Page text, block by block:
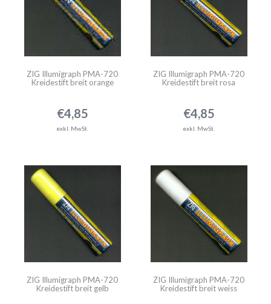
ZIG Illumigraph PMA-720
Kreidestift breit orange
€4,85
exkl. MwSt.
ZIG Illumigraph PMA-720
Kreidestift breit rosa
€4,85
exkl. MwSt.
ZIG Illumigraph PMA-720
Kreidestift breit gelb
ZIG Illumigraph PMA-720
Kreidestift breit weiss